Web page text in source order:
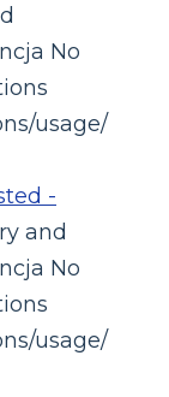
No
usage/
-
and
No
usage/